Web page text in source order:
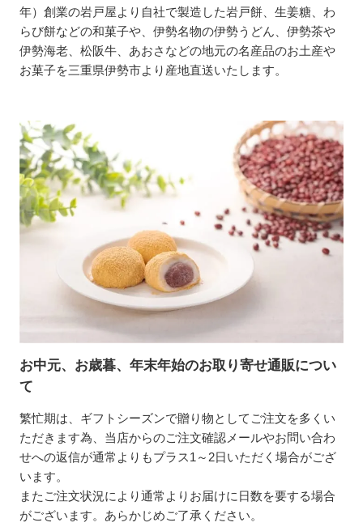
年）創業の岩戸屋より自社で製造した岩戸餅、生姜糖、わ
らび餅などの和菓子や、伊勢名物の伊勢うどん、伊勢茶や
伊勢海老、松阪牛、あおさなどの地元の名産品のお土産や
お菓子を三重県伊勢市より産地直送いたします。
お中元、お歳暮、年末年始のお取り寄せ通販につい
て
繁忙期は、ギフトシーズンで贈り物としてご注文を多くい
ただきます為、当店からのご注文確認メールやお問い合わ
せへの返信が通常よりもプラス1～2日いただく場合がござ
います。
またご注文状況により通常よりお届けに日数を要する場合
がございます。あらかじめご了承ください。